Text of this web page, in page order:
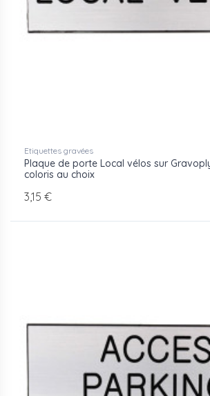
Etiquettes gravées
Plaque de porte Local vélos sur
coloris au choix
3,15 €